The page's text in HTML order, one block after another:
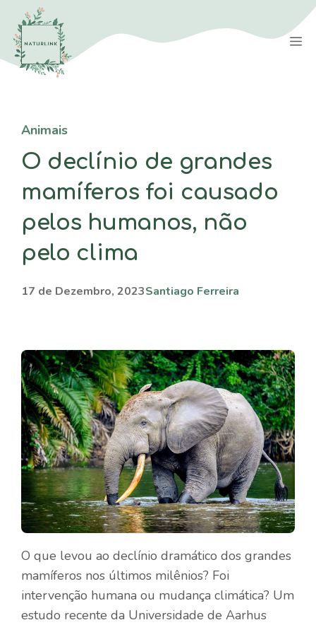
Saltar
para
conteúdo
Animais
O declínio de grandes
mamíferos foi causado
pelos humanos, não
pelo clima
17 de Dezembro, 2023Santiago Ferreira
O que levou ao declínio dramático dos grandes
mamíferos nos últimos milênios? Foi
intervenção humana ou mudança climática? Um
estudo recente da Universidade de Aarhus